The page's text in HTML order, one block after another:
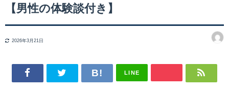
【男性の体験談付き】
2026年3月21日
LINE